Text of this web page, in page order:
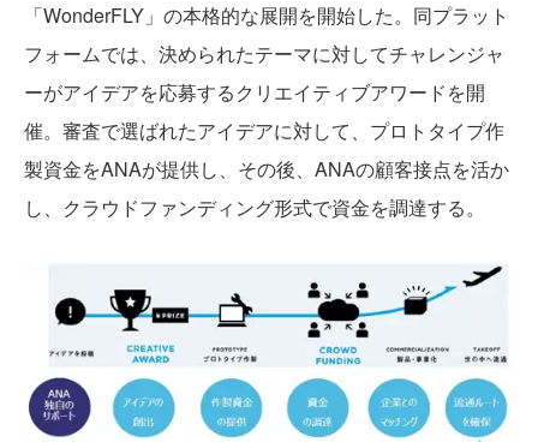
「WonderFLY」の本格的な展開を開始した。同プラット
フォームでは、決められたテーマに対してチャレンジャ
ーがアイデアを応募するクリエイティブアワードを開
催。審査で選ばれたアイデアに対して、プロトタイプ作
製資金をANAが提供し、その後、ANAの顧客接点を活か
し、クラウドファンディング形式で資金を調達する。